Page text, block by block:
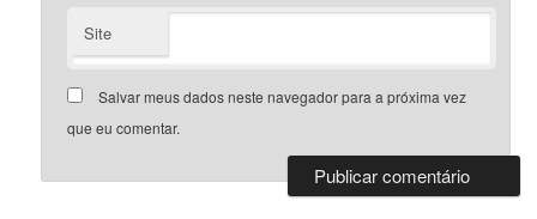
Site
Salvar meus dados neste navegador para a próxima vez
que eu comentar.